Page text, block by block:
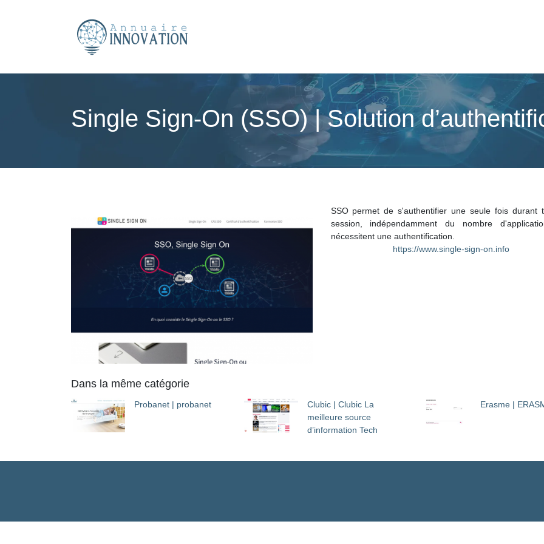
Single Sign-On (SSO) | Solution
SSO permet de s'authentifier une seule fois durant
session, indépendamment du nombre
nécessitent une authentification.
https://www.single-sign-on.info
Dans la même catégorie
Probanet | probanet
Clubic | Clubic La
meilleure source
d’information Tech
Erasme |